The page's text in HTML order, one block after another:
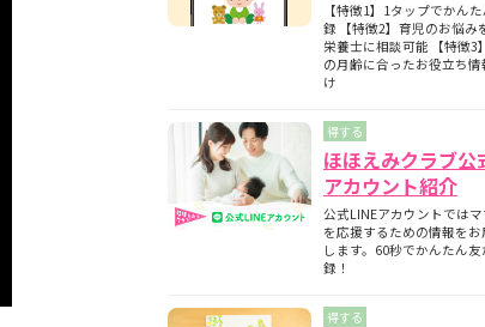
【特徴1】1タップでかん
録 【特徴2】育児のお悩み
栄養士に相談可能 【特徴3
の月齢に合ったお役立ち情
け
得する
ほほえみクラブ公
アカウント紹介
公式LINEアカウントでは
を応援するための情報をお
します。60秒でかんたん友
録！
得する